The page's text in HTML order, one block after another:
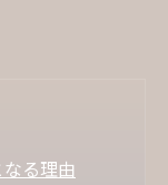
る理由